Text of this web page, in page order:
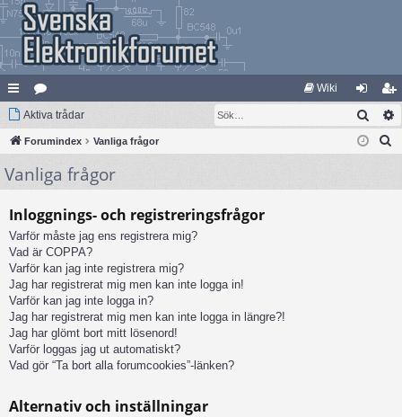
na
bb
lä
ar
at
eg
ori
Wiki
og
ga
li
m
Aktiva trådar Sök
Forumindex Vanliga frågor
Vanliga frågor
Inloggnings- och registreringsfrågor
Varför måste jag ens registrera mig?
Vad är COPPA?
Varför kan jag inte registrera mig?
Jag har registrerat mig men kan inte logga in!
Varför kan jag inte logga in?
Jag har registrerat mig men kan inte logga in längre?!
Jag har glömt bort mitt lösenord!
Varför loggas jag ut automatiskt?
Vad gör “Ta bort alla forumcookies”-länken?
Alternativ och inställningar